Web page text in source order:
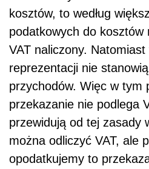
kosztów, to według
podatkowych do kosztów
VAT naliczony.
reprezentacji nie
przychodów. Więc w tym
przekazanie nie podlega
przewidują od tej zasady
można odliczyć VAT, ale
opodatkujemy to